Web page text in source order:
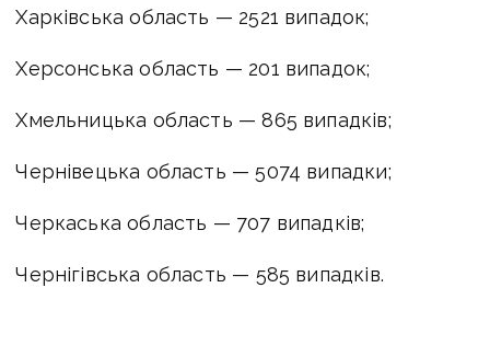
Харківська область — 2521 випадок;
Херсонська область — 201 випадок;
Хмельницька область — 865 випадків;
Чернівецька область — 5074 випадки;
Черкаська область — 707 випадків;
Чернігівська область — 585 випадків.